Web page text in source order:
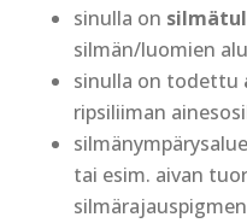
sinulla on
silmän/luomien
sinulla on todettu
ripsiliiman
tai esim. aivan